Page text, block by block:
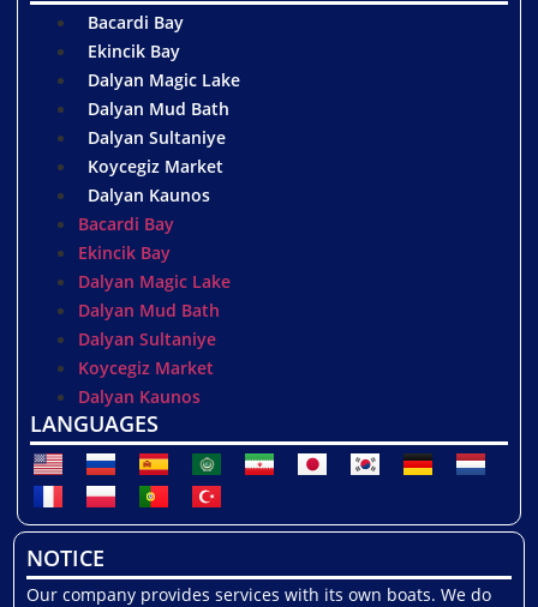
Bacardi Bay
Ekincik Bay
Dalyan Magic Lake
Dalyan Mud Bath
Dalyan Sultaniye
Koycegiz Market
Dalyan Kaunos
Bacardi Bay
Ekincik Bay
Dalyan Magic Lake
Dalyan Mud Bath
Dalyan Sultaniye
Koycegiz Market
Dalyan Kaunos
LANGUAGES
NOTICE
Our company provides services with its own boats. We do